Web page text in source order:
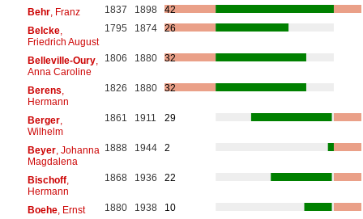
Behr, Franz 1837 1898
42
Belcke,
Friedrich August
1795 1874 26
Belleville-Oury,
Anna Caroline
1806 1880 32
Berens
Hermann
1826 1880 32
Berger,
Wilhelm
1861 1911 29
Beyer, Johanna
Magdalena
1888 1944 2
Bischoff,
Hermann
1868 1936 22
Boehe, Ernst 1880 1938
10